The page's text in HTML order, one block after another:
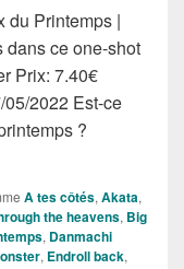
du Printemps |
dans ce one-shot
Prix: 7.40€
2022 Est-ce
?
de la Semaine
A tes côtés, Akata,
the heavens, Big
, Danmachi
, Endroll back,